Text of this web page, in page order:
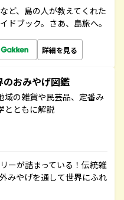
ど、島の人が教えてくれた
ドブック。さあ、島旅へ。
詳細を見る
おみやげ図鑑
域の雑貨や民芸品、定番み
とともに解説
ーが詰まっている！伝統雑
みやげを通して世界にふれ